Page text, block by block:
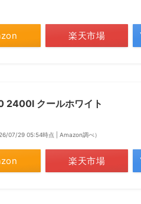
楽天市場
2400l クールホワイト
07/29 05:54時点 | Amazon調べ）
楽天市場